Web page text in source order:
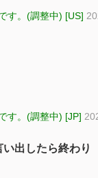
す。(調整中) [US]
す。(調整中) [JP]
出したら終わり